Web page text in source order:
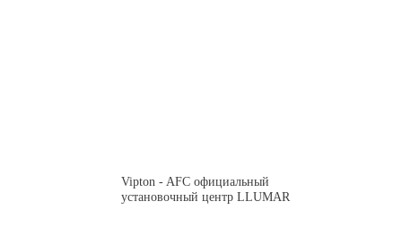
Vipton - AFC официальный
установочный центр LLUMAR